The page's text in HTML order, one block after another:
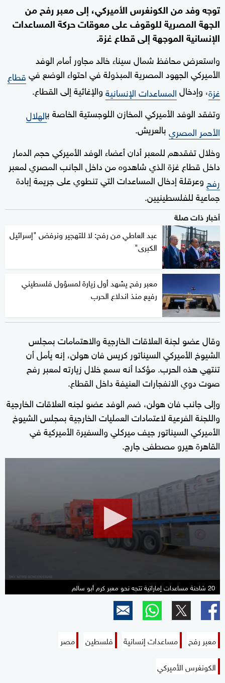
توجه وفد من الكونغرس الأميركي، إلى معبر رفح من
الجهة المصرية للوقوف على معوقات حركة المساعدات
الإنسانية الموجهة إلى قطاع غزة.
واستعرض محافظ شمال سيناء خالد مجاور أمام الوفد
الأميركي الجهود المصرية المبذولة في احتواء الوضع فيقطاع
غزة، وإدخالالمساعدات الإنسانيةوالإغاثية إلى القطاع.
وتفقد الوفد الأميركي المخازن اللوجستية الخاصة بالهلال
الأحمر المصريبالعريش.
وخلال تفقدهم للمعبر أدان أعضاء الوفد الأميركي حجم الدمار
داخل قطاع غزة الذي شاهدوه من داخل الجانب المصري لمعبر
رفح وعرقلة إدخال المساعدات التي تنطوي على جريمة إبادة
جماعية للفلسطينيين.
أخبار ذات صلة
عبد العاطي من رفح: لا للتهجير ونرفض "إسرائيل
الكبرى"
معبر رفح يشهد أول زيارة لمسؤول فلسطيني
رفيع منذ اندلاع الحرب
وقال عضو لجنة العلاقات الخارجية والاهتمامات بمجلس
الشيوخ الأميركي السيناتور كريس فان هولن، إنه يأمل أن
تنتهي هذه الحرب. مؤكدا أنه سمع خلال زيارته لمعبر رفح
صوت دوي الانفجارات العنيفة داخل القطاع.
وإلى جانب فان هولن، ضم الوفد عضو لجنه العلاقات الخارجية
واللجنة الفرعية لاعتمادات العمليات الخارجية بمجلس الشيوخ
الأميركي السيناتور جيف ميركلي والسفيرة الأميركية في
القاهرة هيرو مصطفى جارج.
minutes,
20 شاحنة مساعدات إماراتية تتجه نحو معبر كرم أبو سالم
معبر رفح مساعدات إنسانية فلسطين
مصر
الكونغرس الأميركي